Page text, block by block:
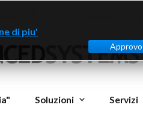
Soluzioni Servizi
di piu'
Approvo